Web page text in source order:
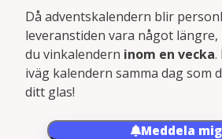
Då adventskalendern blir
leveranstiden vara något
du vinkalendern inom en vecka.
iväg kalendern samma dag som
ditt glas!
Meddela mig